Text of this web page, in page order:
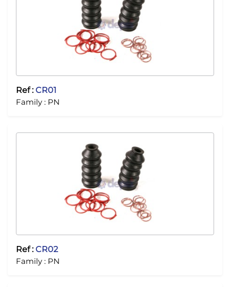
Ref :CR01
Family : PN
Ref :CR02
Family : PN